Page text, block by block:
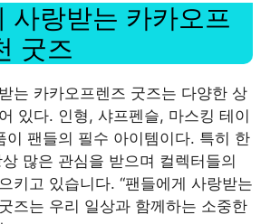
사랑받는 카카오프
굿즈
는 카카오프렌즈 굿즈는 다양한 상
있다. 인형, 샤프펜슬, 마스킹 테이
이 팬들의 필수 아이템이다. 특히 한
많은 관심을 받으며 컬렉터들의
키고 있습니다. “팬들에게 사랑받는
즈는 우리 일상과 함께하는 소중한